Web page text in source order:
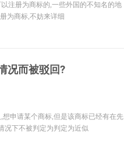
注册为商标的,一些外国的不知名的地
为商标,不妨来详细
况而被驳回?
申请某个商标,但是该商标已经有在先
况下不被判定为判定为近似